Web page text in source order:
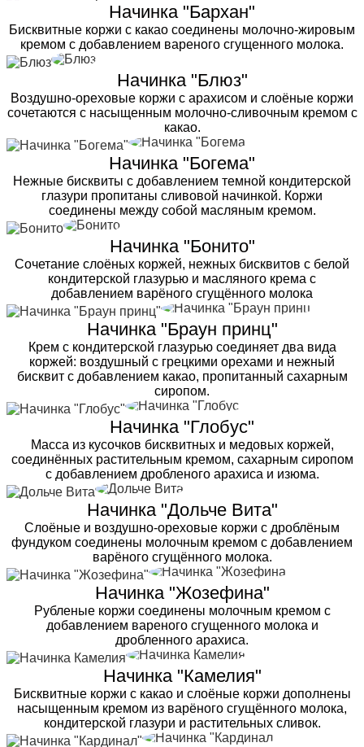
Начинка "Бархан"
Бисквитные коржи с какао соединены молочно-жировым
кремом с добавлением вареного сгущенного молока.
Начинка "Блюз"
Воздушно-ореховые коржи с арахисом и слоёные коржи
сочетаются с насыщенным молочно-сливочным кремом с
какао.
Начинка "Богема"
Нежные бисквиты с добавлением темной кондитерской
глазури пропитаны сливовой начинкой. Коржи
соединены между собой масляным кремом.
Начинка "Бонито"
Сочетание слоёных коржей, нежных бисквитов с белой
кондитерской глазурью и масляного крема с
добавлением варёного сгущённого молока
Начинка "Браун принц"
Крем с кондитерской глазурью соединяет два вида
коржей: воздушный с грецкими орехами и нежный
бисквит с добавлением какао, пропитанный сахарным
сиропом.
Начинка "Глобус"
Масса из кусочков бисквитных и медовых коржей,
соединённых растительным кремом, сахарным сиропом
с добавлением дробленого арахиса и изюма.
Начинка "Дольче Вита"
Слоёные и воздушно-ореховые коржи с дроблёным
фундуком соединены молочным кремом с добавлением
варёного сгущённого молока.
Начинка "Жозефина"
Рубленые коржи соединены молочным кремом с
добавлением вареного сгущенного молока и
дробленного арахиса.
Начинка "Камелия"
Бисквитные коржи с какао и слоёные коржи дополнены
насыщенным кремом из варёного сгущённого молока,
кондитерской глазури и растительных сливок.